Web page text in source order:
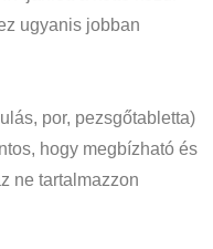
ugyanis jobban
por, pezsgőtabletta)
hogy megbízható és
ne tartalmazzon